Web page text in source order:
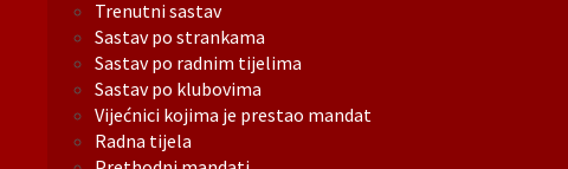
Trenutni sastav
Sastav po strankama
Sastav po radnim tijelima
Sastav po klubovima
Vijećnici kojima je prestao mandat
Radna tijela